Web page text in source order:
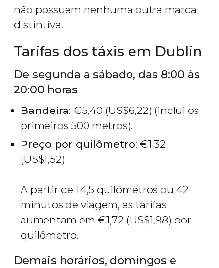
não possuem nenhuma outra marca
distintiva.
Tarifas dos táxis em Dublin
De segunda a sábado, das 8:00 às
20:00 horas
Bandeira: €5,40 (US$6,22) (inclui os
primeiros 500 metros).
Preço por quilômetro: €1,32
(US$1,52).
A partir de 14,5 quilômetros ou 42
minutos de viagem, as tarifas
aumentam em €1,72 (US$1,98) por
quilômetro.
Demais horários, domingos e